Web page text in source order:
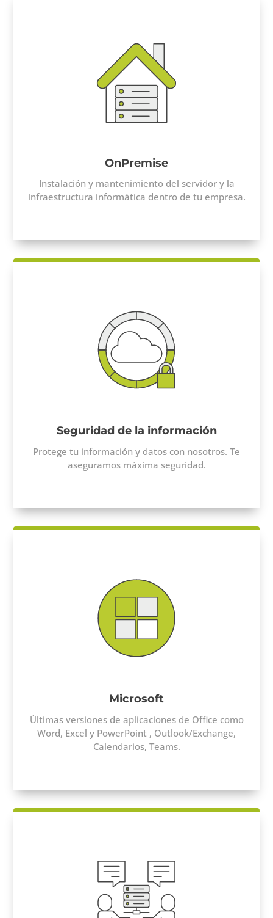
OnPremise
Instalación y mantenimiento del servidor y la
infraestructura informática dentro de tu empresa.
Seguridad de la información
Protege tu información y datos con nosotros. Te
aseguramos máxima seguridad.
Microsoft
Últimas versiones de aplicaciones de Office como
Word, Excel y PowerPoint , Outlook/Exchange,
Calendarios, Teams.